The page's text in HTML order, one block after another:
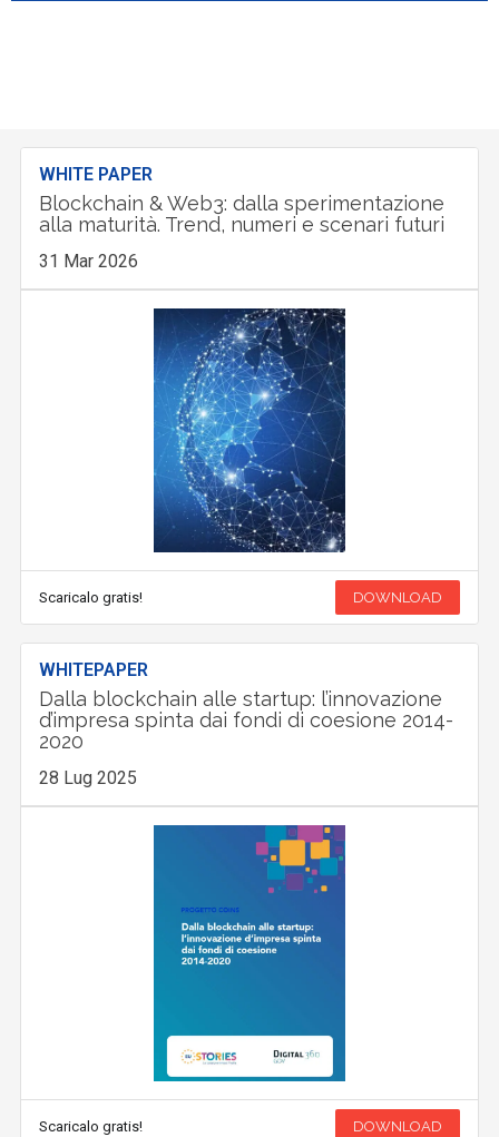
WHITE PAPER
Blockchain & Web3: dalla sperimentazione
alla maturità. Trend, numeri e scenari futuri
31 Mar 2026
Scaricalo gratis! DOWNLOAD
WHITEPAPER
Dalla blockchain alle startup: l’innovazione
d’impresa spinta dai fondi di coesione 2014-
2020
28 Lug 2025
Scaricalo gratis! DOWNLOAD